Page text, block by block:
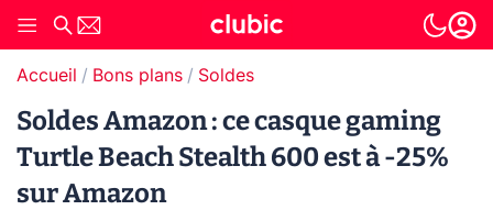
Accueil Bons plans Soldes
Soldes Amazon : ce casque gaming
Turtle Beach Stealth 600 est à -25%
sur Amazon